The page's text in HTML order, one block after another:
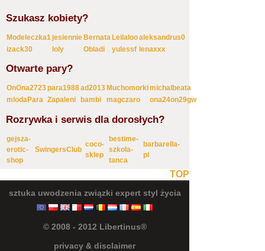
Szukasz kobiety?
Modeleczka1jesiennie Bernata Leilalooaleksandrus0
izack30
loly Obladi yulessf lenaxxx
Otwarte pary?
OnOna2723para1988ad2013 Muchomorkimichalbeata
mlodaPara Zapaleni bambi magczaro ona24on29gw
Rozrywka i serwis dla dorosłych?
gejsza-
erotic-
shop
SwingersClub
coco-
sklep
bestime-
szkola-
tanca
barbarella-
pl
TOP
sztuka uwodzenia związki expert styl życia
© 2008 - 2012 Libertinus®
privacy & disclaimer